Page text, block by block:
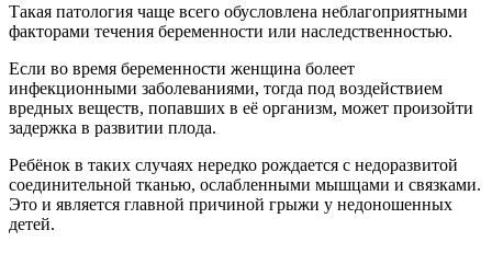
Такая патология чаще всего обусловлена неблагоприятными
факторами течения беременности или наследственностью.
Если во время беременности женщина болеет
инфекционными заболеваниями, тогда под воздействием
вредных веществ, попавших в её организм, может произойти
задержка в развитии плода.
Ребёнок в таких случаях нередко рождается с недоразвитой
соединительной тканью, ослабленными мышцами и связками.
Это и является главной причиной грыжи у недоношенных
детей.